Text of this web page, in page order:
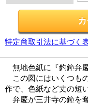
特定商取引法に基づく
無地色紙に『釣鐘弁
この図にはいくつも
作で、色紙など丈の短
弁慶が三井寺の鐘を